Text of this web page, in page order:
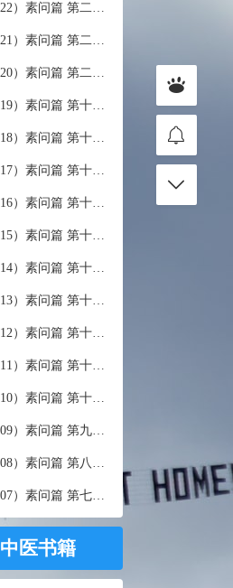
第二十二篇 藏气法时论
第二十一篇 经脉别论
第二十篇 三部九候论
第十九篇 玉机真藏论
第十八篇 平人气象论
第十七篇 脉要精微论
第十六篇 诊要经终论
篇 第十五篇 玉版论要
第十四篇 汤液醪醴论
第十三篇 移精变气论
第十二篇 异法方宜论
篇 第十一篇 五藏别论
问篇 第十篇 五藏生成
篇 第九篇 六节藏象论
篇 第八篇 灵兰秘典论
问篇 第七篇 阴阳别论
医书籍